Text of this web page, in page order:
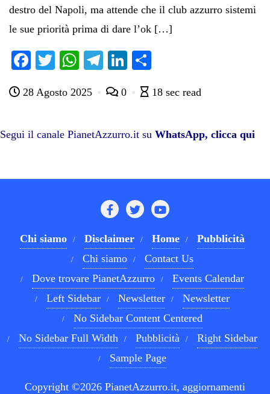
destro del Napoli, ma attende che il club azzurro sistemi
le sue priorità prima di dare l’ok […]
Fa
bo
T
tte
W
ts
pp
Te
gr
m
Li
ed di
di
28 Agosto 2025 0 18 sec read
Segui il canale PianetAzzurro.it su WhatsApp, clicca qui
Chi siamo Disclaimer Home
Pubblicità
Chi siamo
Contact Us
Dove trovare PianetAzzurro
Events Calendar
Left Sidebar
Newsletter
Newsletter
No Sidebar Content Centered
No Sidebar Full Width
Pubblicità
Right Sidebar
Sample Page
Copyright ©2026 PianetAzzurro.it, aggiornamenti